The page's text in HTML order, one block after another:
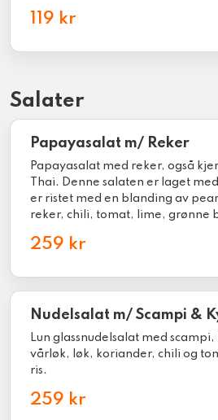
119 kr
Salater
Papayasalat m/ Reker
Papayasalat med reker, også
Thai. Denne salaten er laget
er ristet med en blanding av
reker, chili, tomat, lime, grønne
259 kr
Nudelsalat m/ Scampi &
Lun glassnudelsalat med
vårløk, løk, koriander, chili og
ris.
259 kr